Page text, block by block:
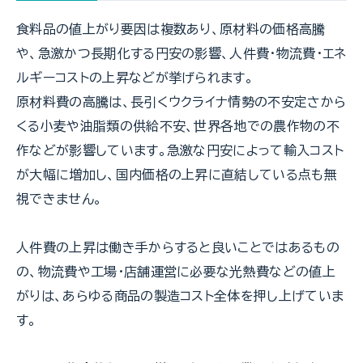
食料品の値上がり要因は複数あり、原材料の価格高騰
や、急激かつ長期化する円安の影響、人件費・物流費・エネ
ルギーコストの上昇などが挙げられます。
原材料費の高騰は、長引くウクライナ情勢の不安定さから
くる小麦や油脂類の供給不安、世界各地での農作物の不
作などが影響しています。急激な円安によって輸入コスト
が大幅に増加し、国内価格の上昇に直結している点も無
視できません。
人件費の上昇は働き手からすると良いことではあるもの
の、物流費や工場・店舗運営に必要な光熱費などの値上
がりは、あらゆる商品の製造コスト全体を押し上げていま
す。